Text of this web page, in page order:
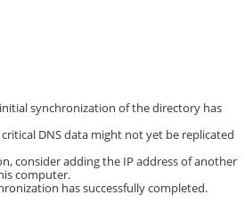
synchronization of the directory has
DNS data might not yet be replicated
consider adding the IP address of another
computer.
has successfully completed.